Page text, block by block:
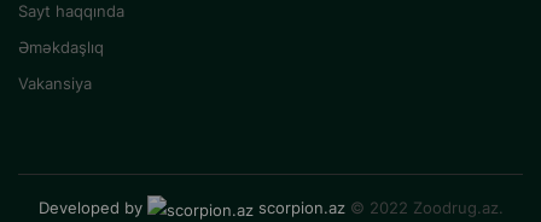
Sayt haqqında
Əməkdaşlıq
Vakansiya
Developed by scorpion.az © 2022 Zoodrug.az.